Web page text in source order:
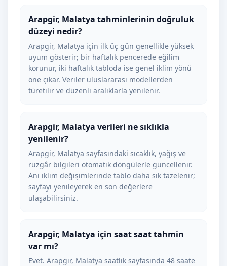
Arapgir, Malatya tahminlerinin doğruluk
düzeyi nedir?
Arapgir, Malatya için ilk üç gün genellikle yüksek
uyum gösterir; bir haftalık pencerede eğilim
korunur, iki haftalık tabloda ise genel iklim yönü
öne çıkar. Veriler uluslararası modellerden
türetilir ve düzenli aralıklarla yenilenir.
Arapgir, Malatya verileri ne sıklıkla
yenilenir?
Arapgir, Malatya sayfasındaki sıcaklık, yağış ve
rüzgâr bilgileri otomatik döngülerle güncellenir.
Ani iklim değişimlerinde tablo daha sık tazelenir;
sayfayı yenileyerek en son değerlere
ulaşabilirsiniz.
Arapgir, Malatya için saat saat tahmin
var mı?
Evet. Arapgir, Malatya saatlik sayfasında 48 saate